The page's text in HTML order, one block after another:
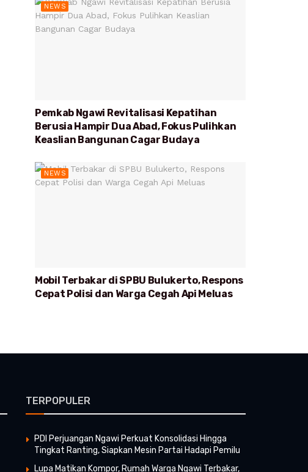
NEWS
Pemkab Ngawi Revitalisasi Kepatihan
Berusia Hampir Dua Abad, Fokus Pulihkan
Keaslian Bangunan Cagar Budaya
NEWS
Mobil Terbakar di SPBU Bulukerto, Respons
Cepat Polisi dan Warga Cegah Api Meluas
TERPOPULER
PDI Perjuangan Ngawi Perkuat Konsolidasi Hingga
Tingkat Ranting, Siapkan Mesin Partai Hadapi Pemilu
Lupa Matikan Kompor, Rumah Warga Ngawi Terbakar,